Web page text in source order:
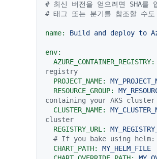
# 최신 버전을 얻으려면 SHA를
# 태그 또는 분기를 참조할 수
name: Build and deploy to
env:
AZURE_CONTAINER_REGISTRY:
registry
PROJECT_NAME:
RESOURCE_GROUP:
containing your AKS cluster
CLUSTER_NAME:
cluster
REGISTRY_URL:
# If you bake using helm:
CHART_PATH:
MY_HELM_FILE